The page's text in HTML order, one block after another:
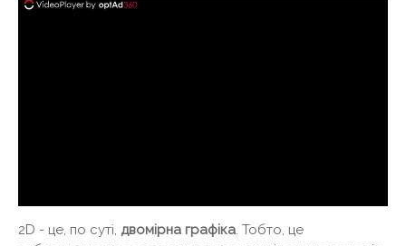
2D - це, по суті, двомірна графіка . Тобто, це